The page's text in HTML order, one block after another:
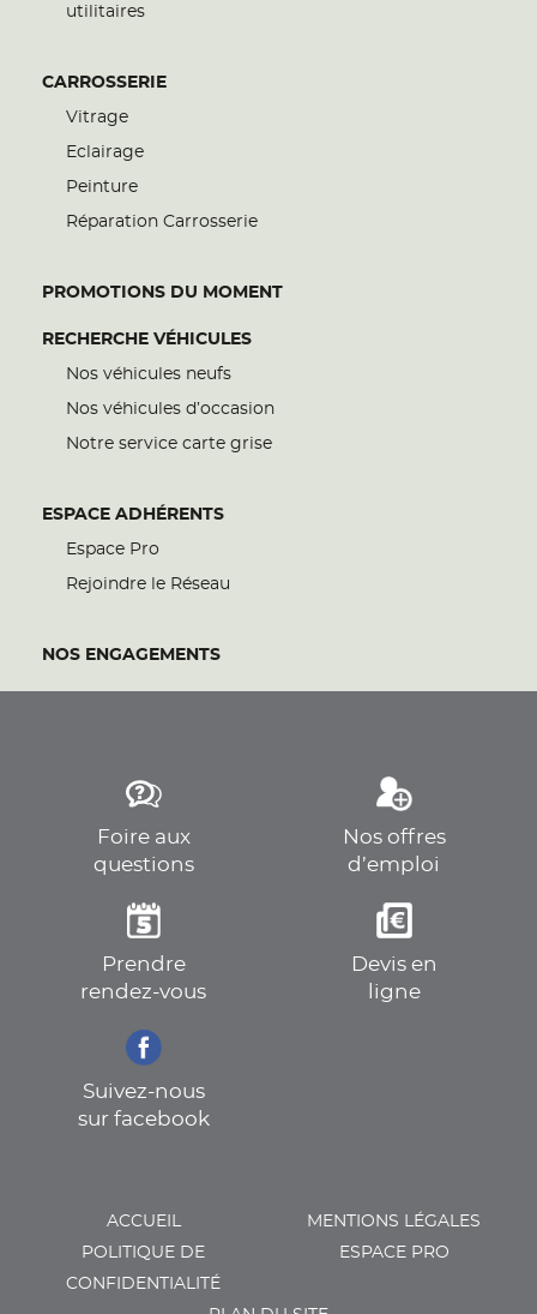
utilitaires
CARROSSERIE
Vitrage
Eclairage
Peinture
Réparation Carrosserie
PROMOTIONS DU MOMENT
RECHERCHE VÉHICULES
Nos véhicules neufs
Nos véhicules d’occasion
Notre service carte grise
ESPACE ADHÉRENTS
Espace Pro
Rejoindre le Réseau
NOS ENGAGEMENTS
Foire aux
questions
Nos offres
d’emploi
Prendre
rendez-vous
Devis en
ligne
Suivez-nous
sur facebook
ACCUEIL
MENTIONS LÉGALES
POLITIQUE DE
CONFIDENTIALITÉ
ESPACE PRO